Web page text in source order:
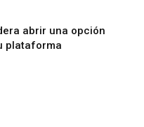
abrir una opción
plataforma